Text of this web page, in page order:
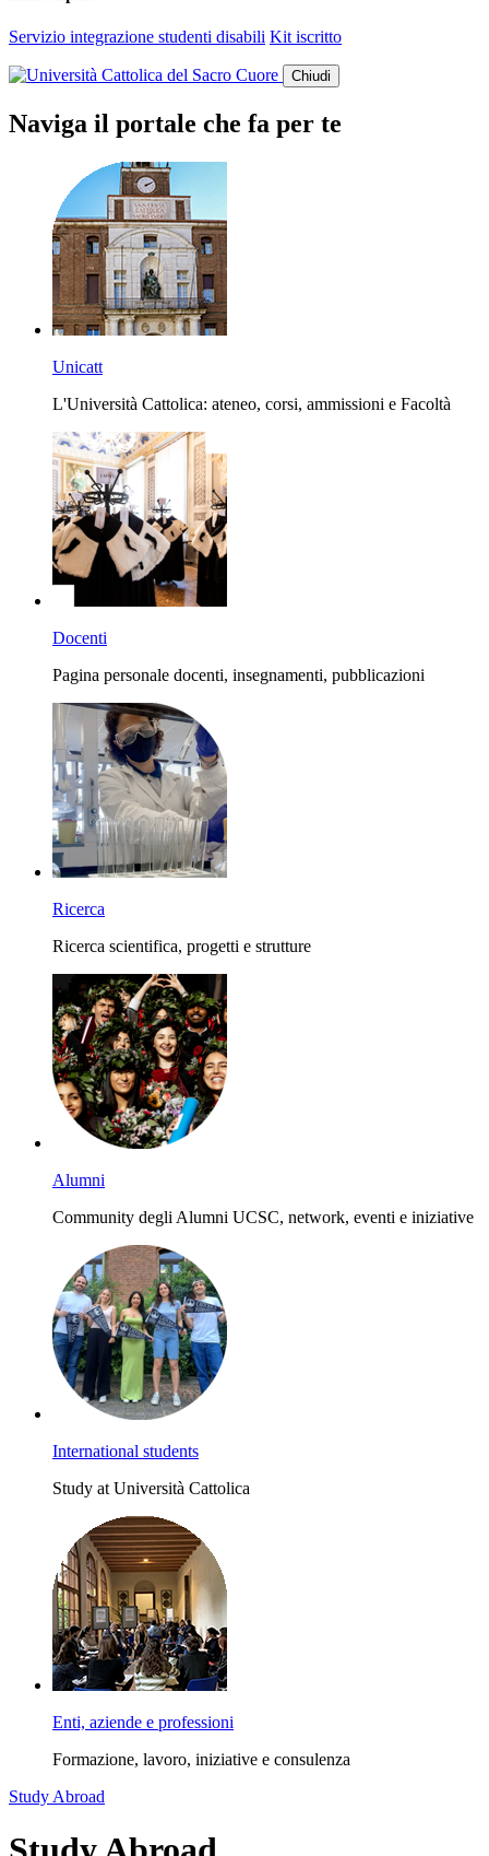
Servizio integrazione studenti disabili Kit iscritto
Chiudi
Naviga il portale che fa per te
Unicatt
L'Università Cattolica: ateneo, corsi, ammissioni e Facoltà
Docenti
Pagina personale docenti, insegnamenti, pubblicazioni
Ricerca
Ricerca scientifica, progetti e strutture
Alumni
Community degli Alumni UCSC, network, eventi e iniziative
International students
Study at Università Cattolica
Enti, aziende e professioni
Formazione, lavoro, iniziative e consulenza
Study Abroad